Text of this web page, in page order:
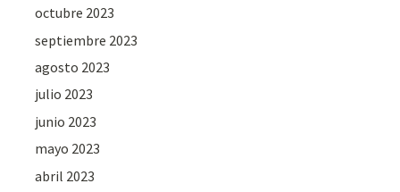
octubre 2023
septiembre 2023
agosto 2023
julio 2023
junio 2023
mayo 2023
abril 2023